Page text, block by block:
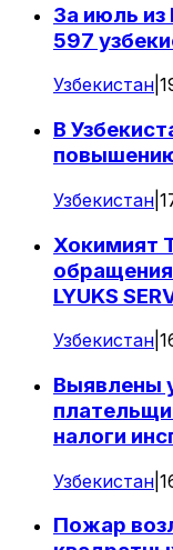
За июль
597
Узбекистан
В
Узбекистан
Хокимият
LYUKS
Узбекистан
Выявлены
налоги
Узбекистан
Пожар